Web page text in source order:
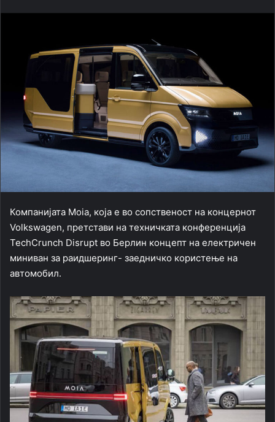
Компанијата Moia, која е во сопственост на концернот
Volkswagen, претстави на техничката конференција
TechCrunch Disrupt во Берлин концепт на електричен
миниван за раидшеринг- заедничко користење на
автомобил.